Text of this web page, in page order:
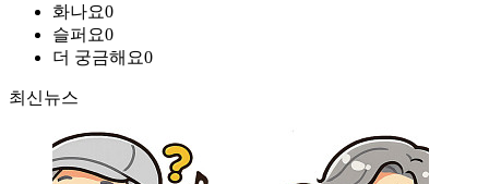
화나요0
슬퍼요0
더 궁금해요0
최신뉴스